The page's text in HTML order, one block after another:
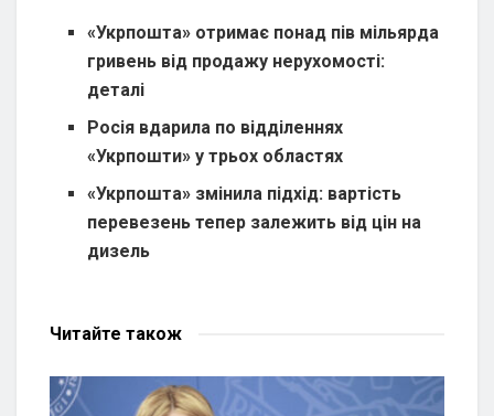
«Укрпошта» отримає понад пів мільярда
гривень від продажу нерухомості:
деталі
Росія вдарила по відділеннях
«Укрпошти» у трьох областях
«Укрпошта» змінила підхід: вартість
перевезень тепер залежить від цін на
дизель
Читайте також